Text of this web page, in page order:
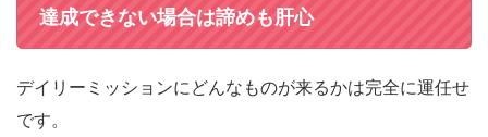
達成できない場合は諦めも肝心
デイリーミッションにどんなものが来るかは完全に運任せ
です。